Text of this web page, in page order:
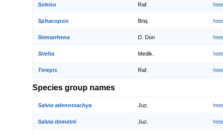
Sobiso Raf.
Sphacopsis Briq.
Stenarrhena D. Don
Stiefia Medik.
Terepis Raf.
Species group names
Salvia adenostachya Juz.
Salvia demetrii Juz.